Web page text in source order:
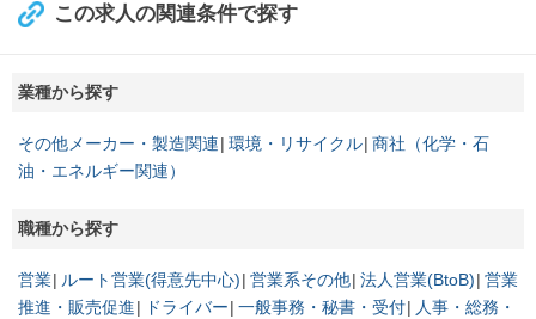
この求人の関連条件で探す
業種から探す
その他メーカー・製造関連 環境・リサイクル 商社（化学・石
油・エネルギー関連）
職種から探す
営業 ルート営業(得意先中心) 営業系その他 法人営業(BtoB) 営業
推進・販売促進
ドライバー 一般事務・秘書・受付
人事・総務・